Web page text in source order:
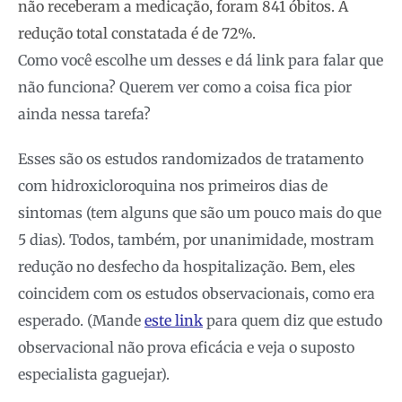
não receberam a medicação, foram 841 óbitos. A
redução total constatada é de 72%.
Como você escolhe um desses e dá link para falar que
não funciona? Querem ver como a coisa fica pior
ainda nessa tarefa?
Esses são os estudos randomizados de tratamento
com hidroxicloroquina nos primeiros dias de
sintomas (tem alguns que são um pouco mais do que
5 dias). Todos, também, por unanimidade, mostram
redução no desfecho da hospitalização. Bem, eles
coincidem com os estudos observacionais, como era
esperado. (Mande este link para quem diz que estudo
observacional não prova eficácia e veja o suposto
especialista gaguejar).